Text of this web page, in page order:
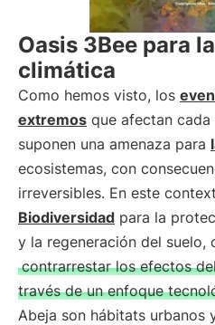
Oasis 3Bee para
climática
Como hemos visto, los
extremos que afectan cada
suponen una amenaza para
ecosistemas, con
irreversibles. En este
Biodiversidad para la
y la regeneración del suelo,
contrarrestar los efectos
través de un enfoque
Abeja son hábitats urbanos